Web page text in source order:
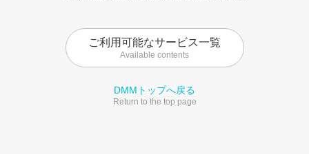
ご利用可能なサービス一覧
Available contents
DMMトップへ戻る
Return to the top page